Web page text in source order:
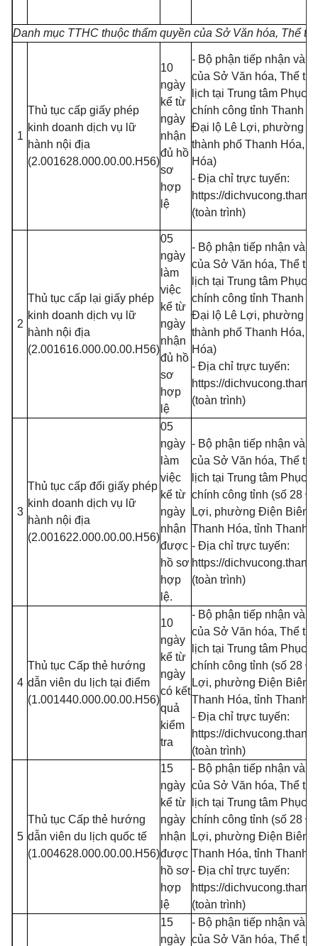
Danh mục TTHC thuộc thẩm quyền của Sở Văn hóa, Thể
1
Thủ tục cấp giấy phép
kinh doanh dịch vụ lữ
hành nội địa
(2.001628.000.00.00.H56)
10
ngày
kể từ
ngày
nhận
đủ hồ
sơ
hợp
lệ
- Bộ phận tiếp nhận và
của Sở Văn hóa, Thể
lịch tại Trung tâm Phục
chính công tỉnh Thanh
Đại lộ Lê Lợi, phường
thành phố Thanh Hóa,
Hóa)
- Địa chỉ trực tuyến:
https://
(toàn trình)
2
Thủ tục cấp lại giấy phép
kinh doanh dịch vụ lữ
hành nội địa
(2.001616.000.00.00.H56)
05
ngày
làm
việc
kể từ
ngày
nhận
đủ hồ
sơ
hợp
lệ
- Bộ phận tiếp nhận và
của Sở Văn hóa, Thể
lịch tại Trung tâm Phục
chính công tỉnh Thanh
Đại lộ Lê Lợi, phường
thành phố Thanh Hóa,
Hóa)
- Địa chỉ trực tuyến:
https://
(toàn trình)
3
Thủ tục cấp đổi giấy phép
kinh doanh dịch vụ lữ
hành nội địa
(2.001622.000.00.00.H56)
05
ngày
làm
việc
kể từ
ngày
nhận
được
hồ sơ
hợp
lệ.
- Bộ phận tiếp nhận và
của Sở Văn hóa, Thể
lịch tại Trung tâm Phục
chính công tỉnh (số 28
Lợi, phường Điện Biên,
Thanh Hóa, tỉnh Thanh
- Địa chỉ trực tuyến:
https://
(toàn trình)
4
Thủ tục Cấp thẻ hướng
dẫn viên du lịch tại điểm
(1.001440.000.00.00.H56)
10
ngày
kể từ
ngày
có kết
quả
kiểm
tra
- Bộ phận tiếp nhận và
của Sở Văn hóa, Thể
lịch tại Trung tâm Phục
chính công tỉnh (số 28
Lợi, phường Điện Biên,
Thanh Hóa, tỉnh Thanh
- Địa chỉ trực tuyến:
https://
(toàn trình)
5
Thủ tục Cấp thẻ hướng
dẫn viên du lịch quốc tế
(1.004628.000.00.00.H56)
15
ngày
kể từ
ngày
nhận
được
hồ sơ
hợp
lệ
- Bộ phận tiếp nhận và
của Sở Văn hóa, Thể
lịch tại Trung tâm Phục
chính công tỉnh (số 28
Lợi, phường Điện Biên,
Thanh Hóa, tỉnh Thanh
- Địa chỉ trực tuyến:
https://
(toàn trình)
15
ngày
- Bộ phận tiếp nhận và
của Sở Văn hóa, Thể